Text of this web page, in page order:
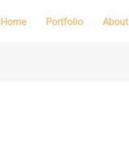
Home Portfolio About